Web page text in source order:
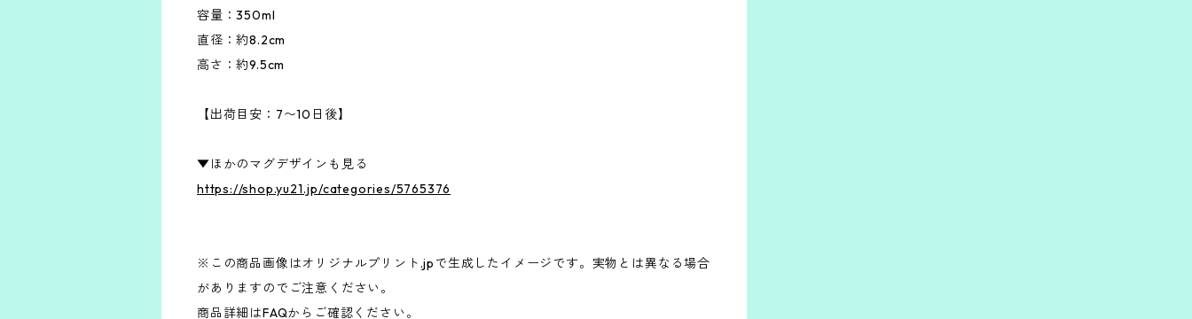
容量：350ml
直径：約8.2cm
高さ：約9.5cm
【出荷目安：7〜10日後】
▼ほかのマグデザインも見る
https://shop.yu21.jp/categories/5765376
※この商品画像はオリジナルプリント.jpで生成したイメージです。実物とは異なる場合
がありますのでご注意ください。
商品詳細はFAQからご確認ください。